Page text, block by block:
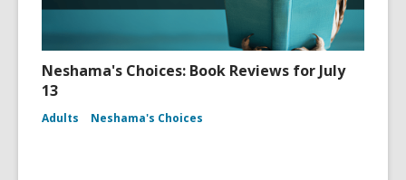
Neshama's Choices: Book Reviews for July
13
Adults Neshama's Choices